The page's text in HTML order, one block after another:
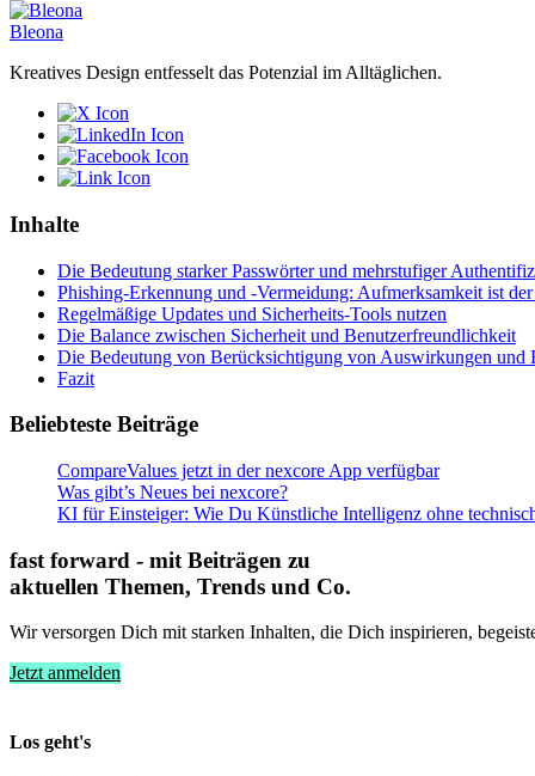
Bleona
Kreatives Design entfesselt das Potenzial im Alltäglichen.
Inhalte
Die Bedeutung starker Passwörter und mehrstufiger
Phishing-Erkennung und -Vermeidung: Aufmerksamkeit ist der
Regelmäßige Updates und Sicherheits-Tools nutzen
Die Balance zwischen Sicherheit und Benutzerfreundlichkeit
Die Bedeutung von Berücksichtigung von Auswirkungen und
Fazit
Beliebteste Beiträge
CompareValues jetzt in der nexcore App verfügbar
Was gibt’s Neues bei nexcore?
KI für Einsteiger: Wie Du Künstliche Intelligenz ohne
fast forward - mit Beiträgen zu
aktuellen Themen, Trends und Co.
Wir versorgen Dich mit starken Inhalten, die Dich inspirieren,
Jetzt anmelden
Los geht's